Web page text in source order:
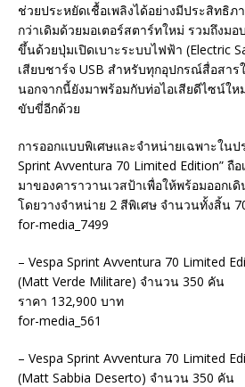
ช่วยประหยัดเชื้อเพลิงได้อย่างมีประสิทธิภ
กว่าเดิมด้วยมอเตอร์สตาร์ทใหม่ รวมถึงม
ขึ้นด้วยปุ่มเปิดเบาะระบบไฟฟ้า (Electric
เสียบชาร์จ USB สำหรับทุกอุปกรณ์สื่อสา
นอกจากนี้ยังมาพร้อมกับท่อไอเสียดีไซน์ให
ขับขี่อีกด้วย
การออกแบบพิเศษและจำหน่ายเฉพาะในป
Sprint Avventura 70 Limited Edition” ถื
มาของคาราวานเวสป้าเพื่อให้พร้อมออกเ
โดยวางจำหน่าย 2 สีพิเศษ จำนวนทั้งสิ้น
for-media_7499
– Vespa Sprint Avventura 70 Limited
(Matt Verde Militare) จำนวน 350 คัน
ราคา 132,900 บาท
for-media_561
– Vespa Sprint Avventura 70 Limited
(Matt Sabbia Deserto) จำนวน 350 คัน